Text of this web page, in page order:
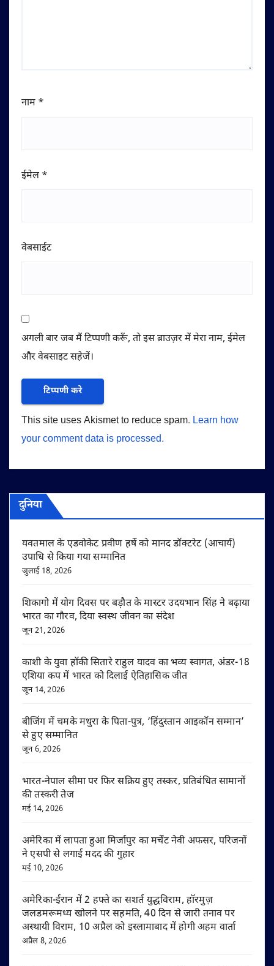
नाम *
ईमेल *
वेबसाईट
अगली बार जब मैं टिप्पणी करूँ, तो इस ब्राउज़र में मेरा नाम, ईमेल
और वेबसाइट सहेजें।
This site uses Akismet to reduce spam. Learn how
your comment data is processed.
दुनिया
यवतमाल के एडवोकेट प्रवीण हर्षे को मानद डॉक्टरेट (आचार्य)
उपाधि से किया गया सम्मानित
जुलाई 18, 2026
शिकागो में योग दिवस पर बड़ौत के मास्टर उदयभान सिंह ने बढ़ाया
भारत का गौरव, दिया स्वस्थ जीवन का संदेश
जून 21, 2026
काशी के युवा हॉकी सितारे राहुल यादव का भव्य स्वागत, अंडर-18
एशिया कप में भारत को दिलाई ऐतिहासिक जीत
जून 14, 2026
बीजिंग में चमके मथुरा के पिता-पुत्र, ‘हिंदुस्तान आइकॉन सम्मान’
से हुए सम्मानित
जून 6, 2026
भारत-नेपाल सीमा पर फिर सक्रिय हुए तस्कर, प्रतिबंधित सामानों
की तस्करी तेज
मई 14, 2026
अमेरिका में लापता हुआ मिर्जापुर का मर्चेंट नेवी अफसर, परिजनों
ने एसपी से लगाई मदद की गुहार
मई 10, 2026
अमेरिका-ईरान में 2 हफ्ते का सशर्त युद्धविराम, हॉरमुज़
जलडमरूमध्य खोलने पर सहमति, 40 दिन से जारी तनाव पर
अस्थायी विराम, 10 अप्रैल को इस्लामाबाद में होगी अहम वार्ता
अप्रैल 8, 2026